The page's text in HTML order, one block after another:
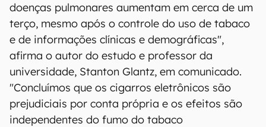
doenças pulmonares aumentam em cerca de um
terço, mesmo após o controle do uso de tabaco
e de informações clínicas e demográficas",
afirma o autor do estudo e professor da
universidade, Stanton Glantz, em comunicado.
"Concluímos que os cigarros eletrônicos são
prejudiciais por conta própria e os efeitos são
independentes do fumo do tabaco